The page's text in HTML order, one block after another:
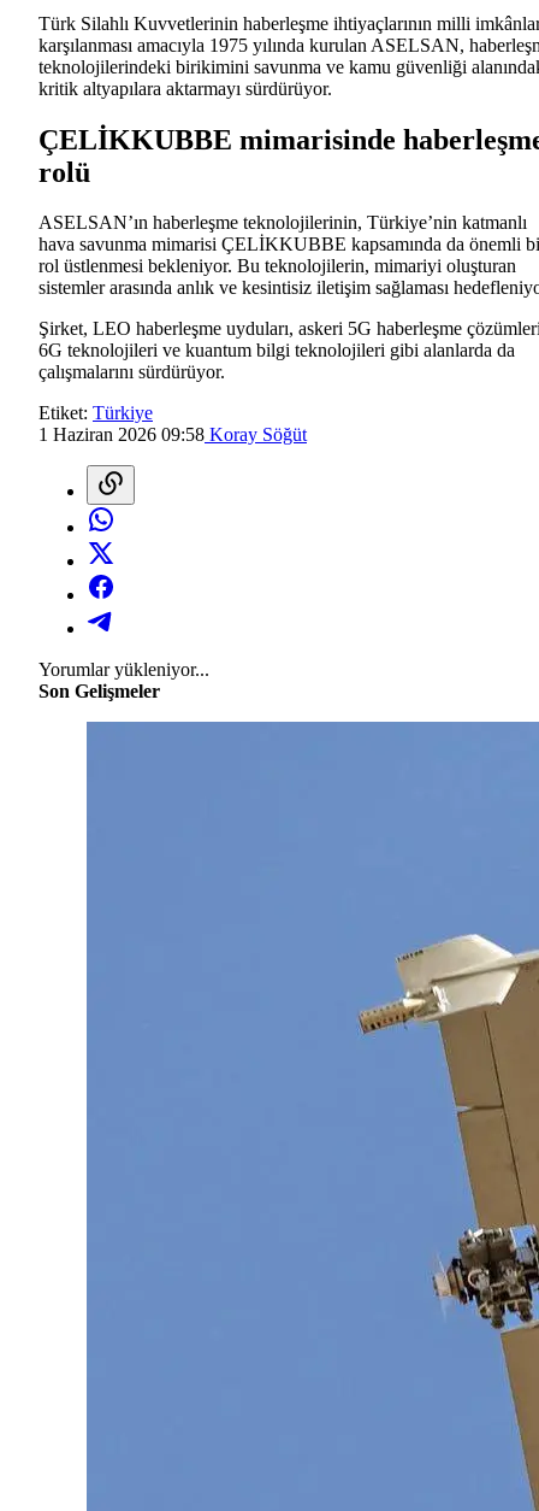
Türk Silahlı Kuvvetlerinin haberleşme ihtiyaçlarının milli
karşılanması amacıyla 1975 yılında kurulan ASELSAN,
teknolojilerindeki birikimini savunma ve kamu güvenliği
kritik altyapılara aktarmayı sürdürüyor.
ÇELİKKUBBE mimarisinde
rolü
ASELSAN’ın haberleşme teknolojilerinin, Türkiye’nin katmanlı
hava savunma mimarisi ÇELİKKUBBE kapsamında da önemli
rol üstlenmesi bekleniyor. Bu teknolojilerin, mimariyi oluşturan
sistemler arasında anlık ve kesintisiz iletişim sağlaması
Şirket, LEO haberleşme uyduları, askeri 5G haberleşme
6G teknolojileri ve kuantum bilgi teknolojileri gibi alanlarda da
çalışmalarını sürdürüyor.
Etiket: Türkiye
1 Haziran 2026 09:58 Koray Söğüt
Yorumlar yükleniyor...
Son Gelişmeler